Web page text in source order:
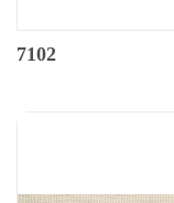
7102